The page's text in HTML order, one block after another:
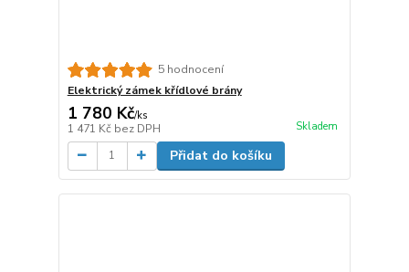
5 hodnocení
Elektrický zámek křídlové brány
1 780 Kč/ks
1 471 Kč bez DPH Skladem
Přidat do košíku